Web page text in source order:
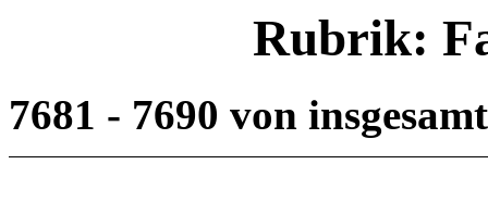
Rubrik:
7681 - 7690 von